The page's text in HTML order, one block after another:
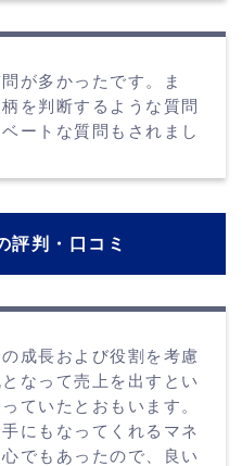
が多かったです。ま
を判断するような質問
ートな質問もされまし
評判・口コミ
成長および役割を考慮
なって売上を出すとい
ていたとおもいます。
にもなってくれるマネ
でもあったので、良い